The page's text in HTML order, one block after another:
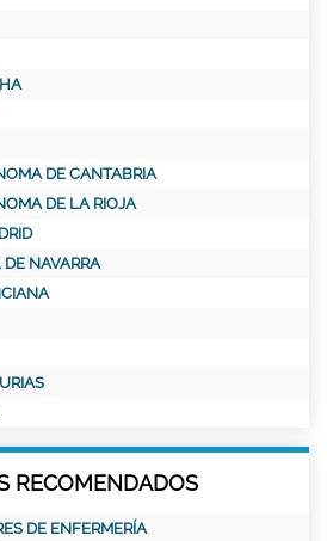
DE CANTABRIA
DE LA RIOJA
NAVARRA
RECOMENDADOS
DE ENFERMERÍA